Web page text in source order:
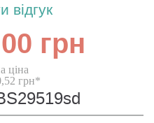
відгук
грн
ціна
грн*